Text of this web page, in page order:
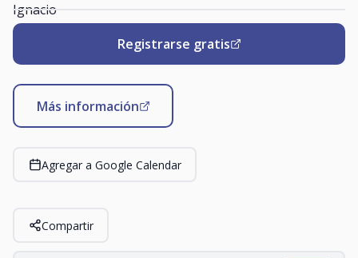
Registrarse gratis
Más información
Agregar a Google Calendar
Compartir